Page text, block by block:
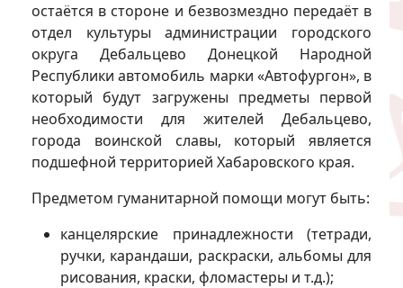
остаётся в стороне и безвозмездно передаёт в
отдел культуры администрации городского
округа Дебальцево Донецкой Народной
Республики автомобиль марки «Автофургон», в
который будут загружены предметы первой
необходимости для жителей Дебальцево,
города воинской славы, который является
подшефной территорией Хабаровского края.
Предметом гуманитарной помощи могут быть:
канцелярские принадлежности (тетради,
ручки, карандаши, раскраски, альбомы для
рисования, краски, фломастеры и т.д.);